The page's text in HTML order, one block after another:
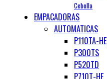
Cebolla
EMPACADORAS
AUTOMATICAS
P110TA-HE
P300TS
P520TD
P710T-HE